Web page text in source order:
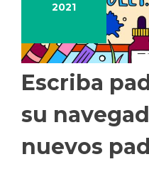
2021
Escriba
su
nuevos